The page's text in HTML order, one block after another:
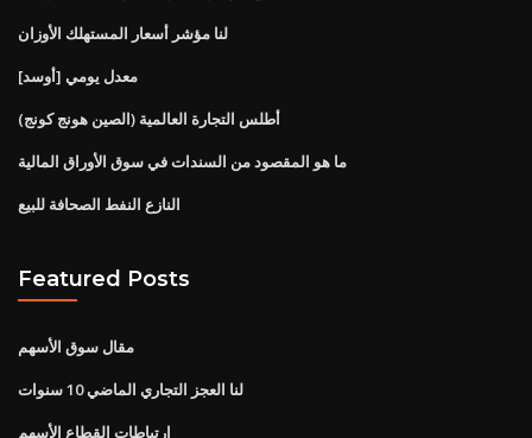
لنا مؤشر أسعار المستهلك الأوزان
معدل يومي [أوسد]
أطلس التجارة العالمية (الصين هونج كونج)
ما هو المقصود من السندات في سوق الأوراق المالية
النازع النفط الصحافة للبيع
Featured Posts
مقال سوق الأسهم
لنا العجز التجاري الماضي 10 سنوات
ارتباطات القطاع الأسهم